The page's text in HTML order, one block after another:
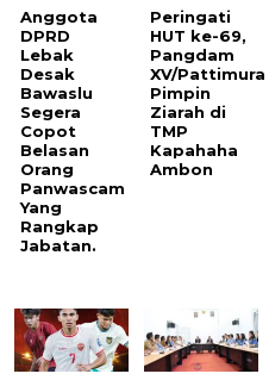
Anggota
DPRD
Lebak
Desak
Bawaslu
Segera
Copot
Belasan
Orang
Panwascam
Yang
Rangkap
Jabatan.
Peringati
HUT ke-69,
Pangdam
XV/Pattimura
Pimpin
Ziarah di
TMP
Kapahaha
Ambon